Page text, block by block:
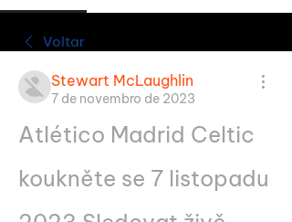
Voltar
Stewart McLaughlin
7 de novembro de 2023
Atlético Madrid Celtic
koukněte se 7 listopadu